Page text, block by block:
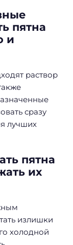
пятна
и
раствор
сразу
лучших
пятна
их
излишки
холодной